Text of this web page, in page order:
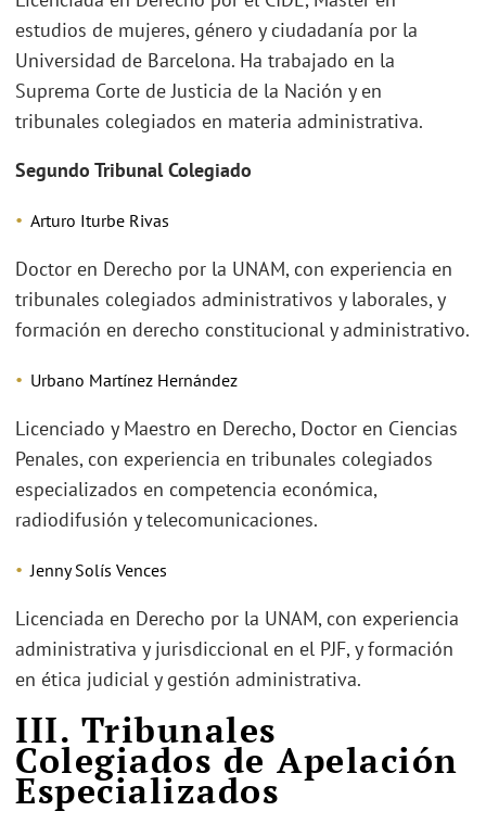
estudios de mujeres, género y ciudadanía por la
Universidad de Barcelona. Ha trabajado en la
Suprema Corte de Justicia de la Nación y en
tribunales colegiados en materia administrativa.
Segundo Tribunal Colegiado
Arturo Iturbe Rivas
Doctor en Derecho por la UNAM, con experiencia en
tribunales colegiados administrativos y laborales, y
formación en derecho constitucional y administrativo.
Urbano Martínez Hernández
Licenciado y Maestro en Derecho, Doctor en Ciencias
Penales, con experiencia en tribunales colegiados
especializados en competencia económica,
radiodifusión y telecomunicaciones.
Jenny Solís Vences
Licenciada en Derecho por la UNAM, con experiencia
administrativa y jurisdiccional en el PJF, y formación
en ética judicial y gestión administrativa.
III. Tribunales
Colegiados de Apelación
Especializados